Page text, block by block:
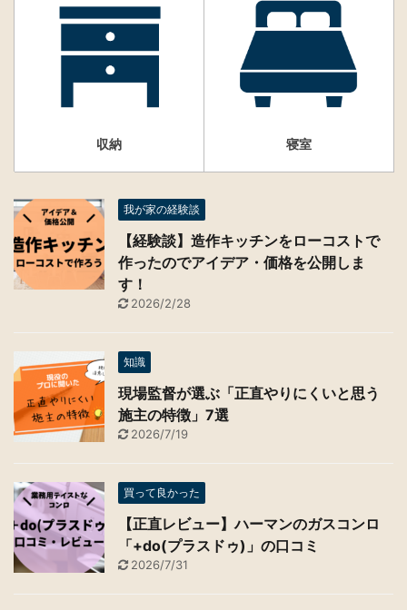
トイレ お風呂
収納 寝室
我が家の経験談
【経験談】造作キッチンをローコストで
作ったのでアイデア・価格を公開しま
す！
2026/2/28
現場監督が選ぶ「正直やりにくいと思う
施主の特徴」7選
2026/7/19